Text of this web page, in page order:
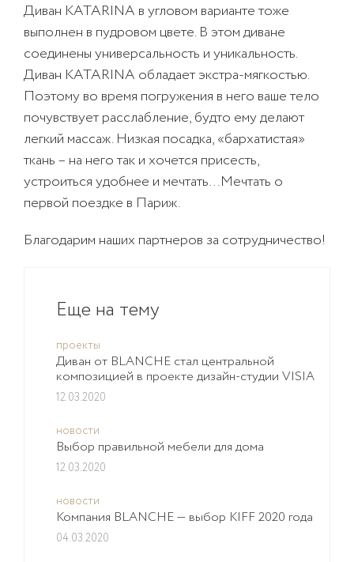
Диван KATARINA в угловом варианте тоже
выполнен в пудровом цвете. В этом диване
соединены универсальность и уникальность.
Диван KATARINA обладает экстра-мягкостью.
Поэтому во время погружения в него ваше тело
почувствует расслабление, будто ему делают
легкий массаж. Низкая посадка, «бархатистая»
ткань – на него так и хочется присесть,
устроиться удобнее и мечтать…Мечтать о
первой поездке в Париж.
Благодарим наших партнеров за сотрудничество!
Еще на тему
проекты
Диван от BLANCHE стал центральной
композицией в проекте дизайн-студии VISIA
12.03.2020
новости
Выбор правильной мебели для дома
12.03.2020
новости
Компания BLANCHE — выбор KIFF 2020 года
04.03.2020